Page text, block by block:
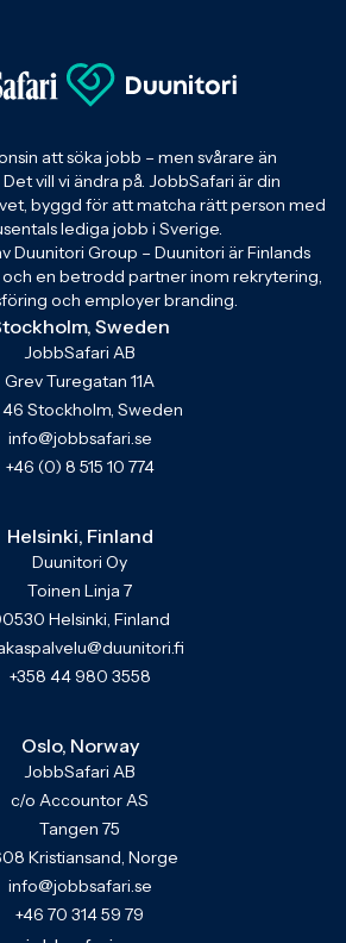
att söka jobb – men svårare än
vill vi ändra på. JobbSafari är din
byggd för att matcha rätt person med
lediga jobb i Sverige.
Duunitori Group – Duunitori är Finlands
en betrodd partner inom rekrytering,
och employer branding.
Sweden
JobbSafari AB
Grev Turegatan 11A
46 Stockholm, Sweden
info@jobbsafari.se
+46 (0) 8 515 10 774
Helsinki, Finland
Duunitori Oy
Toinen Linja 7
Helsinki, Finland
+358 44 980 3558
Oslo, Norway
JobbSafari AB
c/o Accountor AS
Tangen 75
Kristiansand, Norge
info@jobbsafari.se
+46 70 314 59 79